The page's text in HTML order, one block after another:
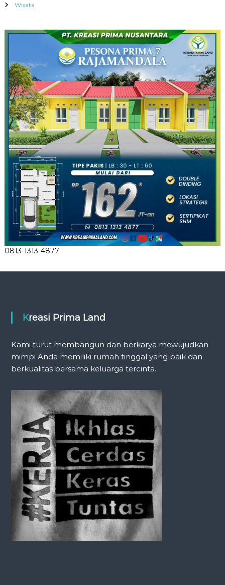
Wisata
0813-1313-4877
Kreasi Prima Land
Kami turut membangun dan berkarya mewujudkan
mimpi Anda memiliki rumah tinggal yang baik dan
berkualitas bersama keluarga tercinta.